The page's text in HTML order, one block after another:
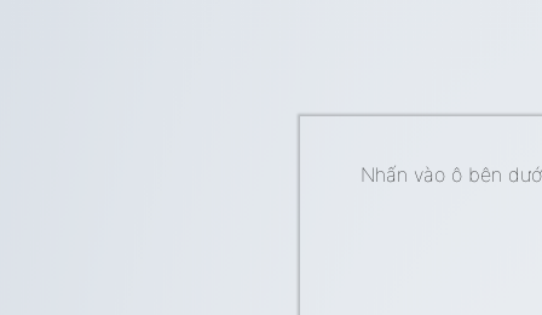
Nhấn vào ô bên